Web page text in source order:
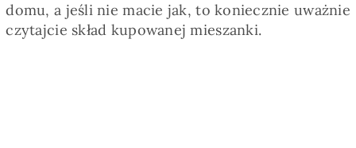
domu, a jeśli nie macie jak, to koniecznie uważnie
czytajcie skład kupowanej mieszanki.